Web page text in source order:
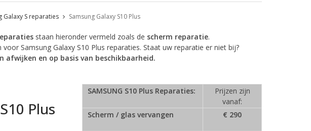
Galaxy S reparaties Samsung Galaxy S10 Plus
staan hieronder vermeld zoals de scherm reparatie.
Samsung Galaxy S10 Plus reparaties. Staat uw reparatie er niet bij?
en op basis van beschikbaarheid.
SAMSUNG S10 Plus Reparaties:
Prijzen zijn
vanaf:
Scherm / glas vervangen
€ 290
Plus